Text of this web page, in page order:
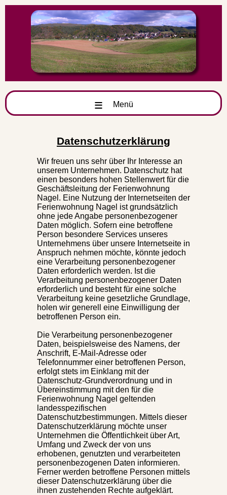
≡ Menü
Datenschutzerklärung
Wir freuen uns sehr über Ihr Interesse an
unserem Unternehmen. Datenschutz hat
einen besonders hohen Stellenwert für die
Geschäftsleitung der Ferienwohnung
Nagel. Eine Nutzung der Internetseiten der
Ferienwohnung Nagel ist grundsätzlich
ohne jede Angabe personenbezogener
Daten möglich. Sofern eine betroffene
Person besondere Services unseres
Unternehmens über unsere Internetseite in
Anspruch nehmen möchte, könnte jedoch
eine Verarbeitung personenbezogener
Daten erforderlich werden. Ist die
Verarbeitung personenbezogener Daten
erforderlich und besteht für eine solche
Verarbeitung keine gesetzliche Grundlage,
holen wir generell eine Einwilligung der
betroffenen Person ein.
Die Verarbeitung personenbezogener
Daten, beispielsweise des Namens, der
Anschrift, E-Mail-Adresse oder
Telefonnummer einer betroffenen Person,
erfolgt stets im Einklang mit der
Datenschutz-Grundverordnung und in
Übereinstimmung mit den für die
Ferienwohnung Nagel geltenden
landesspezifischen
Datenschutzbestimmungen. Mittels dieser
Datenschutzerklärung möchte unser
Unternehmen die Öffentlichkeit über Art,
Umfang und Zweck der von uns
erhobenen, genutzten und verarbeiteten
personenbezogenen Daten informieren.
Ferner werden betroffene Personen mittels
dieser Datenschutzerklärung über die
ihnen zustehenden Rechte aufgeklärt.